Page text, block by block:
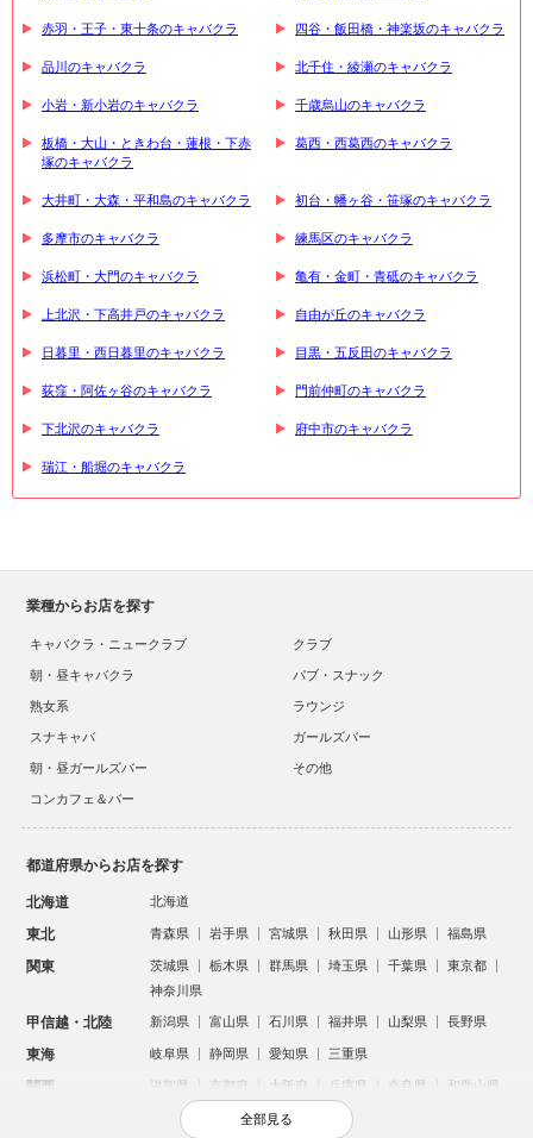
赤羽・王子・東十条のキャバクラ 四谷・飯田橋・神楽坂のキャバクラ
品川のキャバクラ 北千住・綾瀬のキャバクラ
小岩・新小岩のキャバクラ 千歳烏山のキャバクラ
板橋・大山・ときわ台・蓮根・下赤
塚のキャバクラ
葛西・西葛西のキャバクラ
大井町・大森・平和島のキャバクラ 初台・幡ヶ谷・笹塚のキャバクラ
多摩市のキャバクラ 練馬区のキャバクラ
浜松町・大門のキャバクラ 亀有・金町・青砥のキャバクラ
上北沢・下高井戸のキャバクラ 自由が丘のキャバクラ
日暮里・西日暮里のキャバクラ 目黒・五反田のキャバクラ
荻窪・阿佐ヶ谷のキャバクラ 門前仲町のキャバクラ
下北沢のキャバクラ 府中市のキャバクラ
瑞江・船堀のキャバクラ
業種からお店を探す
キャバクラ・ニュークラブ
クラブ
朝・昼キャバクラ
パブ・スナック
熟女系
ラウンジ
スナキャバ
ガールズバー
朝・昼ガールズバー
その他
コンカフェ＆バー
都道府県からお店を探す
北海道 北海道
東北 青森県 岩手県 宮城県 秋田県 山形県 福島県
関東 茨城県 栃木県 群馬県 埼玉県 千葉県
東京都
神奈川県
甲信越・北陸 新潟県 富山県 石川県 福井県 山梨県 長野県
東海 岐阜県 静岡県 愛知県 三重県
関西 滋賀県 京都府 大阪府 兵庫県 奈良県 和歌山県
鳥取県 島根県 岡山県 広島県
全部見る